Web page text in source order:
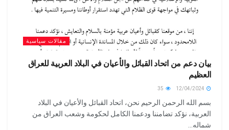
مقالات سياسية
بيان دعم من اتحاد القبائل والأعيان في البلاد العربية للعراق
العظيم
بسم الله الرحمن الرحيم نحن، اتحاد القبائل والأعيان في البلاد
العربية، نؤكد تضامننا ودعمنا الكامل لحكومة وشعب العراق من
شماله...